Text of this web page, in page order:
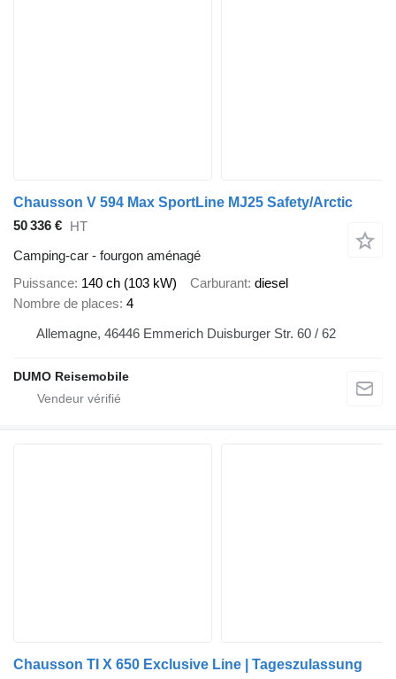
Chausson V 594 Max SportLine MJ25 Safety/Arctic
50 336 € HT
Camping-car - fourgon aménagé
Puissance 140 ch (103 kW) Carburant diesel
Nombre de places 4
Allemagne, 46446 Emmerich Duisburger Str. 60 / 62
DUMO Reisemobile
Chausson TI X 650 Exclusive Line | Tageszulassung